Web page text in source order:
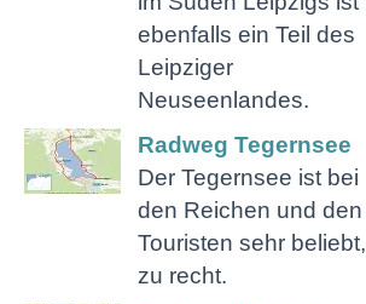
ebenfalls ein Teil des
Leipziger
Neuseenlandes.
Radweg Tegernsee
Der Tegernsee ist bei
den Reichen und den
Touristen sehr beliebt,
zu recht.